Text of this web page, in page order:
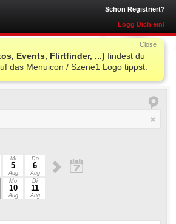
Schon Registriert?
Logg Dich ein!
Events, Flirtfinder, ...) findest du
das Menuicon / Szene1 Logo tippst.
Close
Mi
5
Aug
Do
6
Aug
Mo
10
Aug
Di
11
Aug